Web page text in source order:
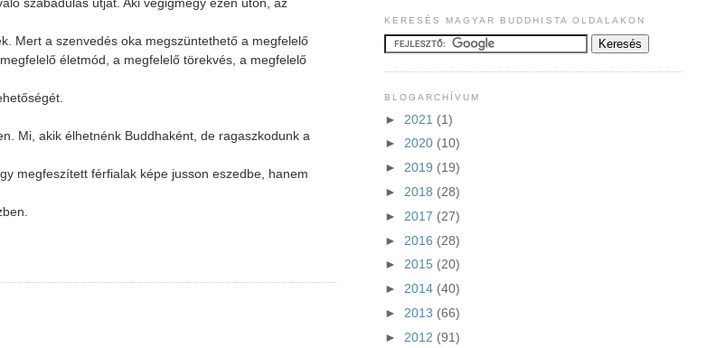
szabadulás útját. Aki végigmegy ezen úton, az
Mert a szenvedés oka megszüntethető a megfelelő
életmód, a megfelelő törekvés, a megfelelő
Mi, akik élhetnénk Buddhaként, de ragaszkodunk a
megfeszített férfialak képe jusson eszedbe, hanem
KERESÉS MAGYAR BUDDHISTA OLDALAKON
BLOGARCHÍVUM
► 2021 (1)
► 2020 (10)
► 2019 (19)
► 2018 (28)
► 2017 (27)
► 2016 (28)
► 2015 (20)
► 2014 (40)
► 2013 (66)
► 2012 (91)